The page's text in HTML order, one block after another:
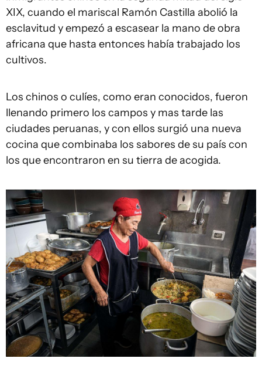
XIX, cuando el mariscal Ramón Castilla abolió la
esclavitud y empezó a escasear la mano de obra
africana que hasta entonces había trabajado los
cultivos.
Los chinos o culíes, como eran conocidos, fueron
llenando primero los campos y mas tarde las
ciudades peruanas, y con ellos surgió una nueva
cocina que combinaba los sabores de su país con
los que encontraron en su tierra de acogida.